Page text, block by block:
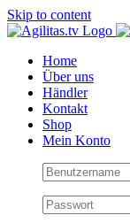
Skip to content
Home
Über uns
Händler
Kontakt
Shop
Mein Konto